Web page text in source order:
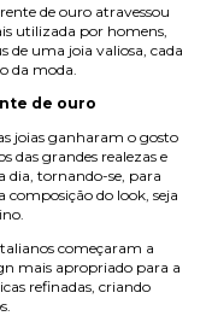
de ouro atravessou
utilizada por homens,
de uma joia valiosa, cada
da moda.
de ouro
joias ganharam o gosto
das grandes realezas e
dia, tornando-se, para
do look, seja
começaram a
mais apropriado para a
refinadas, criando